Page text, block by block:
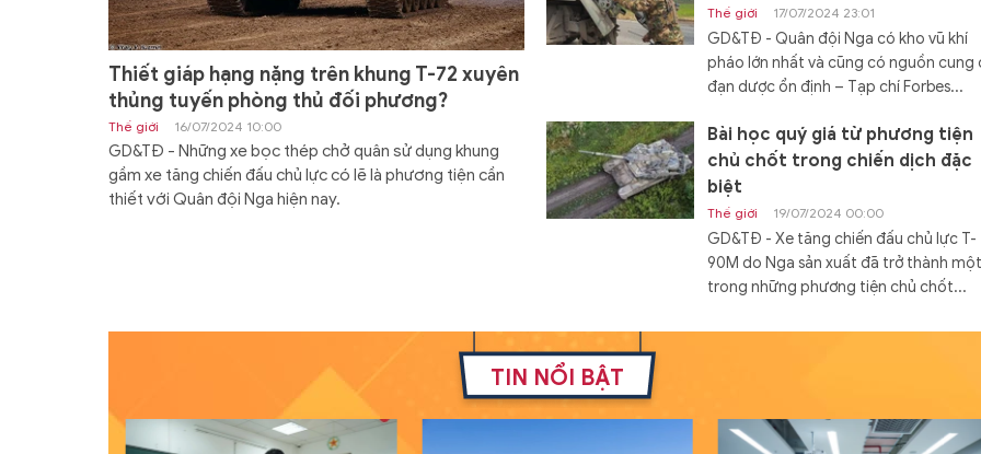
Thiết giáp hạng nặng trên khung T-72 xuyên
thủng tuyến phòng thủ đối phương?
Thế giới 16/07/2024 10:00
GD&TĐ - Những xe bọc thép chở quân sử dụng khung
gầm xe tăng chiến đấu chủ lực có lẽ là phương tiện cần
thiết với Quân đội Nga hiện nay.
Thế giới 17/07/2024 23:01
GD&TĐ - Quân đội Nga có kho vũ khí
pháo lớn nhất và cũng có nguồn cung
đạn dược ổn định – Tạp chí Forbes...
Bài học quý giá từ phương tiện
chủ chốt trong chiến dịch đặc
biệt
Thế giới 19/07/2024 00:00
GD&TĐ - Xe tăng chiến đấu chủ lực T-
90M do Nga sản xuất đã trở thành một
trong những phương tiện chủ chốt...
Đóng hàng loạt tàu đổ bộ Dự
án 11711 mang lại khả năng tác chiến
TIN NỔI BẬT